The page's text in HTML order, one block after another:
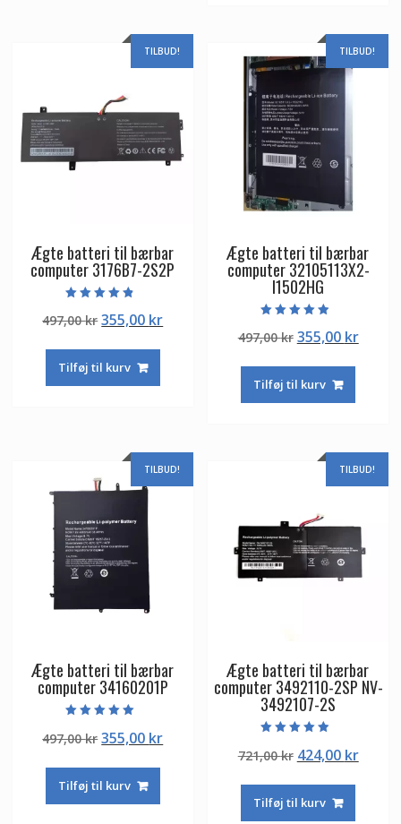
TILBUD!
Ægte batteri til bærbar
computer 3176B7-2S2P
4.50
ud af 5
497,00krDen
pris
var:
355,00 krDen
Tilføj til kurv
TILBUD!
Ægte batteri til bærbar
computer 32105113X2-
I1502HG
4.50
ud af 5
497,00kr Den
pris
var:
355,00 krDen
Tilføj til kurv
TILBUD!
Ægte batteri til bærbar
computer 34160201P
5.00
ud af 5
497,00krDen
pris
var:
355,00 krDen
Tilføj til kurv
TILBUD!
Ægte batteri til bærbar
computer 3492110-2SP NV-
3492107-2S
4.50
ud af 5
721,00kr Den
pris
var:
424,00 krDen
Tilføj til kurv